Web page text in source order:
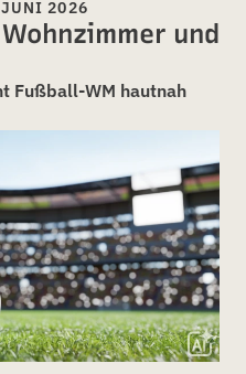
JUNI 2026
und
Fußball-WM hautnah